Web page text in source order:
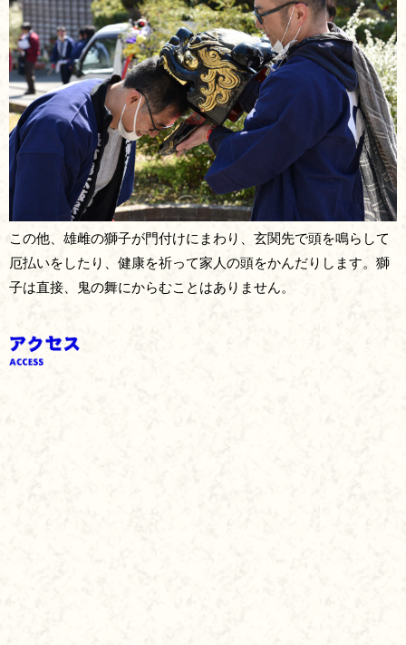
この他、雄雌の獅子が門付けにまわり、玄関先で頭を鳴らして
厄払いをしたり、健康を祈って家人の頭をかんだりします。獅
子は直接、鬼の舞にからむことはありません。